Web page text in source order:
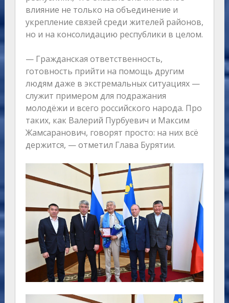
влияние не только на объединение и
укрепление связей среди жителей районов,
но и на консолидацию республики в целом.
— Гражданская ответственность,
готовность прийти на помощь другим
людям даже в экстремальных ситуациях —
служит примером для подражания
молодёжи и всего российского народа. Про
таких, как Валерий Пурбуевич и Максим
Жамсаранович, говорят просто: на них всё
держится, — отметил Глава Бурятии.